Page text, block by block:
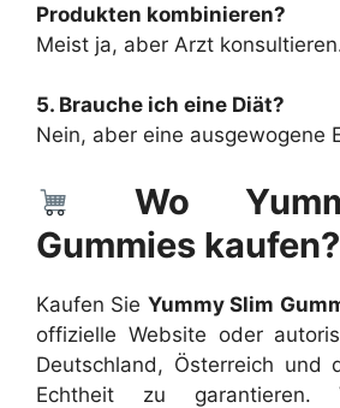
Produkten kombinieren?
Meist ja, aber Arzt
5. Brauche ich eine Diät?
Nein, aber eine ausgewogene
Wo
Gummies kaufen?
Kaufen Sie Yummy Slim
offizielle Website oder
Deutschland, Österreich und
Echtheit zu garantieren.